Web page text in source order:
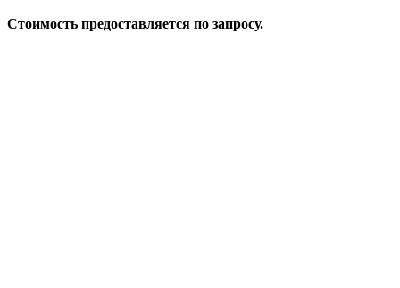
Стоимость предоставляется по запросу.